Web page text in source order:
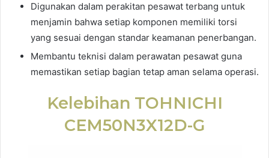
Digunakan dalam perakitan pesawat terbang untuk
menjamin bahwa setiap komponen memiliki torsi
yang sesuai dengan standar keamanan penerbangan.
Membantu teknisi dalam perawatan pesawat guna
memastikan setiap bagian tetap aman selama operasi.
Kelebihan TOHNICHI
CEM50N3X12D-G